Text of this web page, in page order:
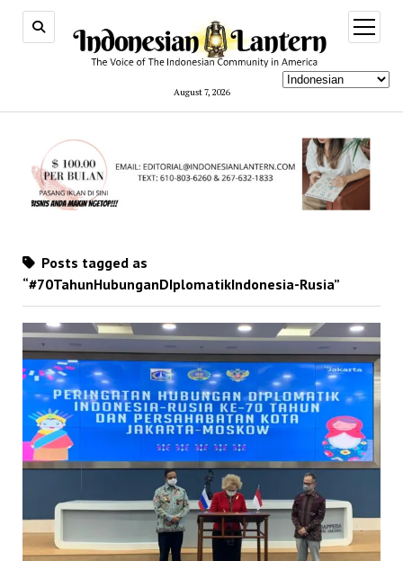
August 7, 2026
open
menu
Posts tagged as
“#70TahunHubunganDIplomatikIndonesia-Rusia”